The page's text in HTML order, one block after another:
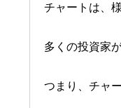
チャートは、
多くの投資家
つまり、チャ